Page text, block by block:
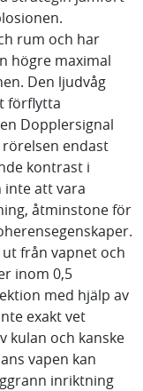
rum och har
högre maximal
Den ljudvåg
förflytta
Dopplersignal
endast
kontrast i
att vara
åtminstone för
från vapnet och
inom 0,5
med hjälp av
exakt vet
kulan och kanske
vapen kan
inriktning